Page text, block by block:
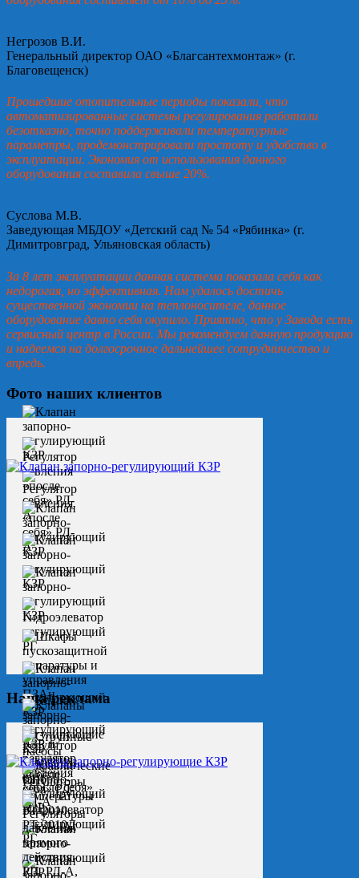
Негрозов В.И.
Генеральный директор ОАО «Благсантехмонтаж» (г.
Благовещенск)
Прошедшие отопительные периоды показали, что
автоматизированные системы регулирования работали
безотказно, точно поддерживали температурные
параметры, продемонстрировали простоту и удобство в
эксплуатации. Экономия от использования данного
оборудования составила свыше 20%.
Суслова М.В.
Заведующая МБДОУ «Детский сад № 54 «Рябинка» (г.
Димитровград, Ульяновская область)
За 8 лет эксплуатации данная система показала себя как
недорогая, но эффективная. Нам удалось достичь
существенной экономии на теплоносителе, данное
оборудование давно себя окупило. Приятно, что у Завода есть
сервисный центр в России. Мы рекомендуем данную продукцию
и надеемся на долгосрочное дальнейшее сотрудничество и
впредь.
Фото наших клиентов
Наша реклама